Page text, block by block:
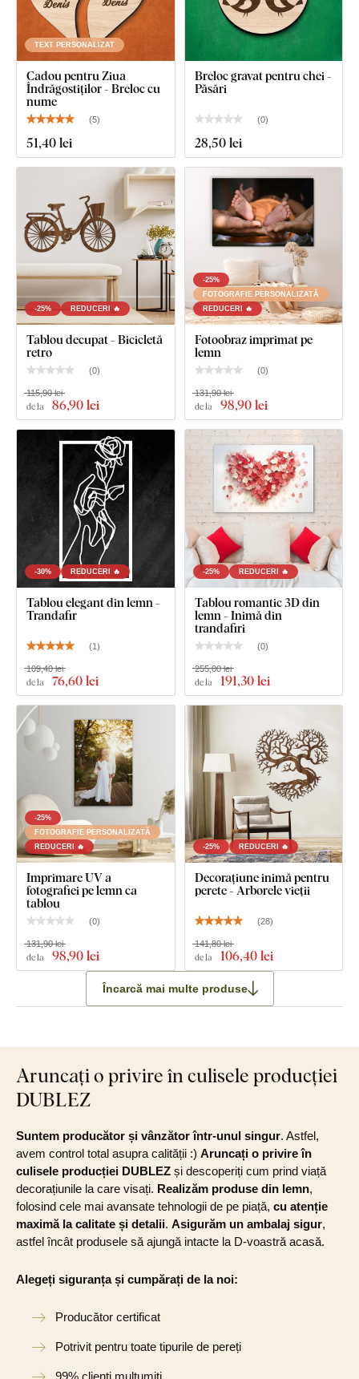
TEXT PERSONALIZAT
Cadou pentru Ziua
Îndrăgostiților - Breloc cu
nume
(5)
51,40 lei
Breloc gravat pentru chei -
Păsări
(0)
28,50 lei
-25% REDUCERI 🔥
Tablou decupat - Bicicletă
retro
(0)
de la 86,90 lei
115,90 lei
-25%
FOTOGRAFIE PERSONALIZATĂ
REDUCERI 🔥
Fotoobraz imprimat pe
lemn
(0)
de la 98,90 lei
131,90 lei
-30% REDUCERI 🔥
Tablou elegant din lemn -
Trandafir
(1)
de la 76,60 lei
109,40 lei
-25% REDUCERI 🔥
Tablou romantic 3D din
lemn - Inimă din
trandafiri
(0)
de la 191,30 lei
255,00 lei
-25%
FOTOGRAFIE PERSONALIZATĂ
REDUCERI 🔥
Imprimare UV a
fotografiei pe lemn ca
tablou
(0)
de la 98,90 lei
131,90 lei
-25% REDUCERI 🔥
Decorațiune inimă pentru
perete - Arborele vieții
(28)
de la 106,40 lei
141,80 lei
Încarcă mai multe produse
Aruncați o privire în culisele producției
DUBLEZ
Suntem producător și vânzător într-unul singur. Astfel,
avem control total asupra calității :) Aruncați o privire în
culisele producției DUBLEZ și descoperiți cum prind viață
decorațiunile la care visați. Realizăm produse din lemn,
folosind cele mai avansate tehnologii de pe piață, cu atenție
maximă la calitate și detalii. Asigurăm un ambalaj sigur,
astfel încât produsele să ajungă intacte la D-voastră acasă.
Alegeți siguranța și cumpărați de la noi:
Producător certificat
Potrivit pentru toate tipurile de pereți
99% clienți mulțumiți